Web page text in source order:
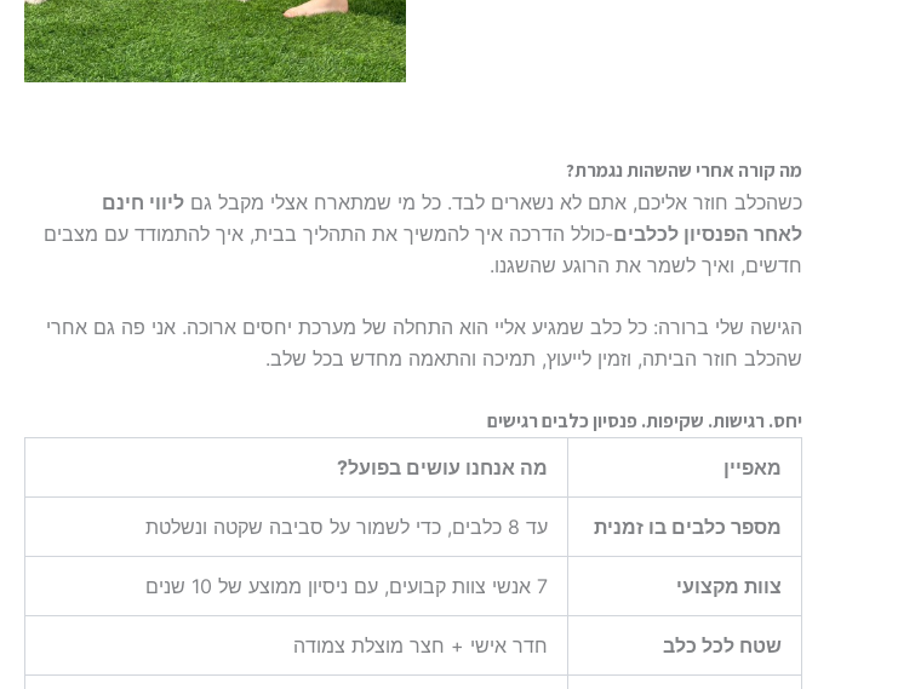
מה קורה אחרי שהשהות נגמרת?
כשהכלב חוזר אליכם, אתם לא נשארים לבד. כל מי שמתארח אצלי מקבל גם ליווי חינם
לאחר הפנסיון לכלבים-כולל הדרכה איך להמשיך את התהליך בבית, איך להתמודד עם מצבים
חדשים, ואיך לשמר את הרוגע שהשגנו.
הגישה שלי ברורה: כל כלב שמגיע אליי הוא התחלה של מערכת יחסים ארוכה. אני פה גם אחרי
שהכלב חוזר הביתה, וזמין לייעוץ, תמיכה והתאמה מחדש בכל שלב.
יחס. רגישות. שקיפות. פנסיון כלבים רגישים
מאפיין מה אנחנו עושים בפועל?
מספר כלבים בו זמנית עד 8 כלבים, כדי לשמור על סביבה שקטה ונשלטת
צוות מקצועי 7 אנשי צוות קבועים, עם ניסיון ממוצע של 10 שנים
שטח לכל כלב חדר אישי + חצר מוצלת צמודה